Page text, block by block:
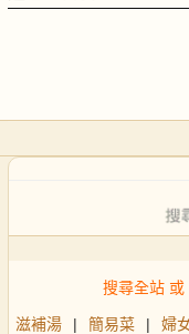
搜尋全站 或
滋補湯 | 簡易菜 | 婦